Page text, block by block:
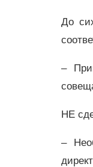
До
–
НЕ
–